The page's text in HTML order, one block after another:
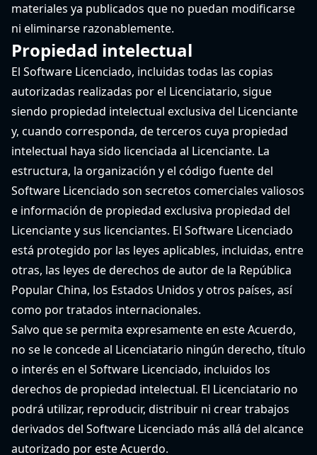
materiales ya publicados que no puedan modificarse
ni eliminarse razonablemente.
Propiedad intelectual
El Software Licenciado, incluidas todas las copias
autorizadas realizadas por el Licenciatario, sigue
siendo propiedad intelectual exclusiva del Licenciante
y, cuando corresponda, de terceros cuya propiedad
intelectual haya sido licenciada al Licenciante. La
estructura, la organización y el código fuente del
Software Licenciado son secretos comerciales valiosos
e información de propiedad exclusiva propiedad del
Licenciante y sus licenciantes. El Software Licenciado
está protegido por las leyes aplicables, incluidas, entre
otras, las leyes de derechos de autor de la República
Popular China, los Estados Unidos y otros países, así
como por tratados internacionales.
Salvo que se permita expresamente en este Acuerdo,
no se le concede al Licenciatario ningún derecho, título
o interés en el Software Licenciado, incluidos los
derechos de propiedad intelectual. El Licenciatario no
podrá utilizar, reproducir, distribuir ni crear trabajos
derivados del Software Licenciado más allá del alcance
autorizado por este Acuerdo.